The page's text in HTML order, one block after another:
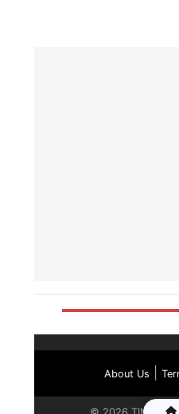
About Us